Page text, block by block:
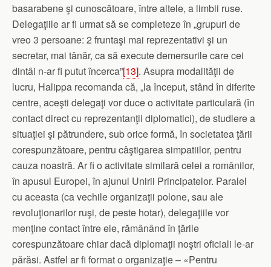
basarabene şi cunoscătoare, între altele, a limbii ruse.
Delegaţiile ar fi urmat să se completeze în „grupuri de
vreo 3 persoane: 2 fruntaşi mai reprezentativi şi un
secretar, mai tânăr, ca să execute demersurile care cei
dintâi n‑ar fi putut încerca”[13]. Asupra modalităţii de
lucru, Halippa recomanda că, „la început, stând în diferite
centre, aceşti delegaţi vor duce o activitate particulară (în
contact direct cu reprezentanţii diplomatici), de studiere a
situaţiei şi pătrundere, sub orice formă, în societatea ţării
corespunzătoare, pentru câştigarea simpatiilor, pentru
cauza noastră. Ar fi o activitate similară celei a românilor,
în apusul Europei, în ajunul Unirii Principatelor. Paralel
cu aceasta (ca vechile organizaţii polone, sau ale
revoluţionarilor ruşi, de peste hotar), delegaţiile vor
menţine contact între ele, rămânând în ţările
corespunzătoare chiar dacă diplomaţii noştri oficiali le‑ar
părăsi. Astfel ar fi format o organizaţie – «Pentru